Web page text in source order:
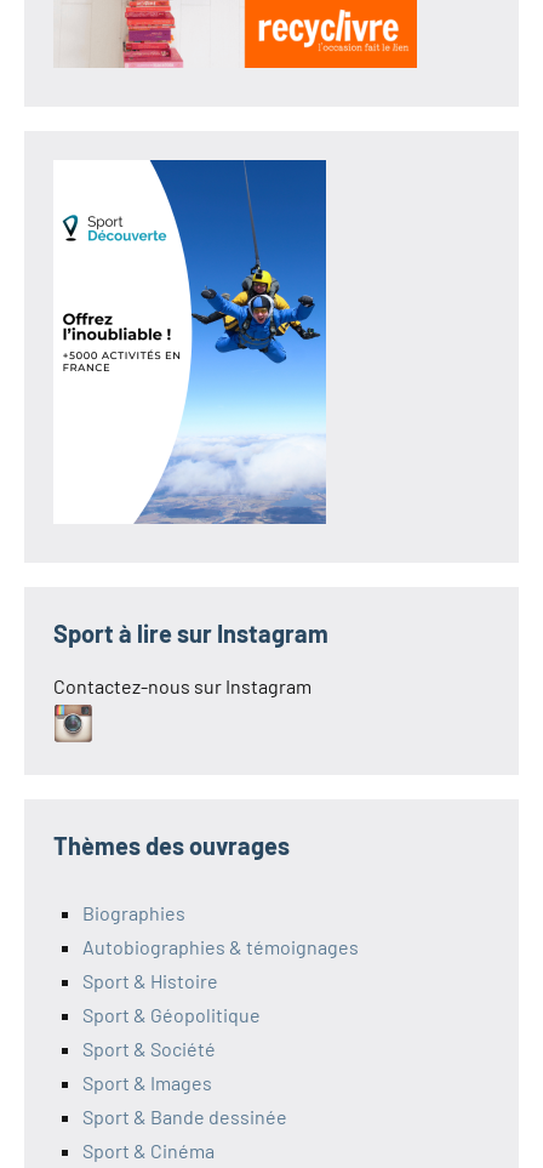
Sport à lire sur Instagram
Contactez-nous sur Instagram
Thèmes des ouvrages
Biographies
Autobiographies & témoignages
Sport & Histoire
Sport & Géopolitique
Sport & Société
Sport & Images
Sport & Bande dessinée
Sport & Cinéma